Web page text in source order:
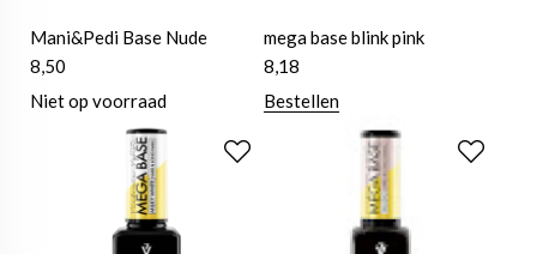
Mani&Pedi Base Nude
8,50
Niet op voorraad
mega base blink pink
8,18
Bestellen